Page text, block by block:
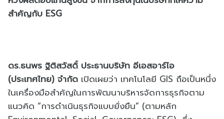
สำคัญกับ ESG
ดร.ธนพร ฐิติสวัสดิ์ ประธานบริษัท อีเอสอาร์ไอ
(ประเทศไทย) จำกัด เปิดเผยว่า เทคโนโลยี GIS ถือเป็นหนึ่ง
ในเครื่องมือสำคัญในการพัฒนาบริหารจัดการธุรกิจตาม
แนวคิด “การดำเนินธุรกิจแบบยั่งยืน” (ตามหลัก